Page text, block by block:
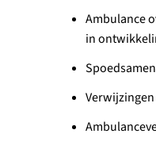
Ambulance
in